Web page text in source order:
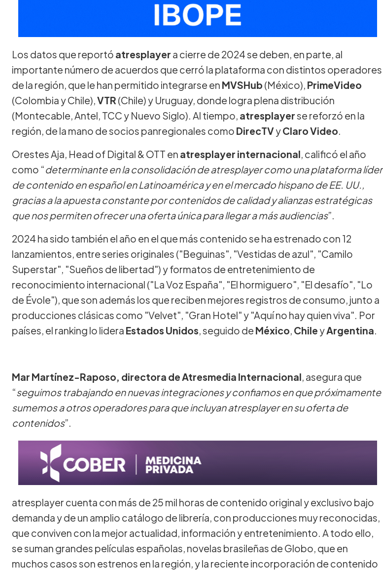
Los datos que reportó atresplayer a cierre de 2024 se deben, en parte, al
importante número de acuerdos que cerró la plataforma con distintos operadores
de la región, que le han permitido integrarse en MVSHub (México), PrimeVideo
(Colombia y Chile), VTR (Chile) y Uruguay, donde logra plena distribución
(Montecable, Antel, TCC y Nuevo Siglo). Al tiempo, atresplayerse reforzó en la
región, de la mano de socios panregionales como DirecTVyClaro Video.
Orestes Aja, Head of Digital & OTT en atresplayer internacional, calificó el año
como “determinante en la consolidación de atresplayer como una plataforma líder
de contenido en español en Latinoamérica y en el mercado hispano de EE. UU.,
gracias a la apuesta constante por contenidos de calidad y alianzas estratégicas
que nos permiten ofrecer una oferta única para llegar a más audiencias”.
2024 ha sido también el año en el que más contenido se ha estrenado con 12
lanzamientos, entre series originales ("Beguinas", "Vestidas de azul", "Camilo
Superstar", "Sueños de libertad") y formatos de entretenimiento de
reconocimiento internacional ("La Voz España", "El hormiguero", "El desafío", "Lo
de Évole"), que son además los que reciben mejores registros de consumo, junto a
producciones clásicas como "Velvet", "Gran Hotel" y "Aquí no hay quien viva". Por
países, el ranking lo lidera Estados Unidos, seguido de México, Chile yArgentina.
Mar Martínez-Raposo, directora de Atresmedia Internacional, asegura que
“seguimos trabajando en nuevas integraciones y confiamos en que próximamente
sumemos a otros operadores para que incluyan atresplayer en su oferta de
contenidos”.
atresplayer cuenta con más de 25 mil horas de contenido original y exclusivo bajo
demanda y de un amplio catálogo de librería, con producciones muy reconocidas,
que conviven con la mejor actualidad, información y entretenimiento. A todo ello,
se suman grandes películas españolas, novelas brasileñas de Globo, que en
muchos casos son estrenos en la región, y la reciente incorporación de contenido